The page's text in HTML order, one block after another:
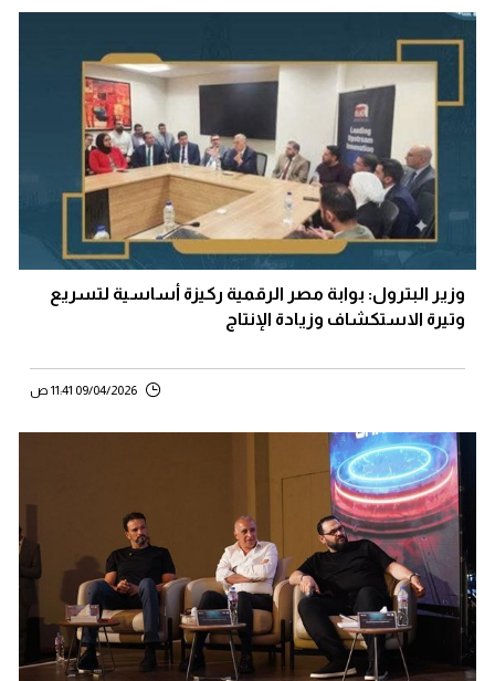
وزير البترول: بوابة مصر الرقمية ركيزة أساسية لتسريع
وتيرة الاستكشاف وزيادة الإنتاج
09/04/2026 11:41 ص